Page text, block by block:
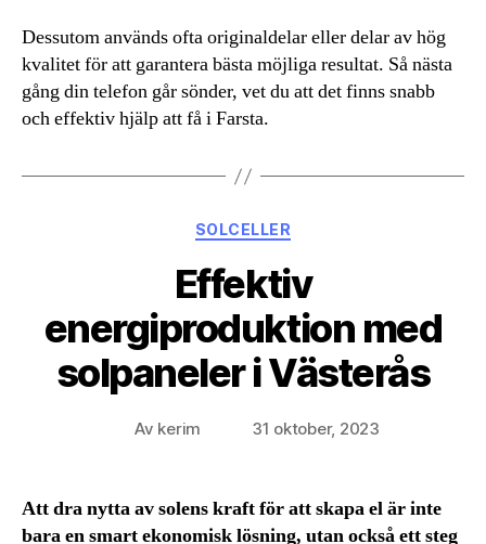
Dessutom används ofta originaldelar eller delar av hög
kvalitet för att garantera bästa möjliga resultat. Så nästa
gång din telefon går sönder, vet du att det finns snabb
och effektiv hjälp att få i Farsta.
Kategorier
SOLCELLER
Effektiv
energiproduktion med
solpaneler i Västerås
Inläggsförfattare
Av kerim Inläggsdatum
31 oktober, 2023
Att dra nytta av solens kraft för att skapa el är inte
bara en smart ekonomisk lösning, utan också ett steg